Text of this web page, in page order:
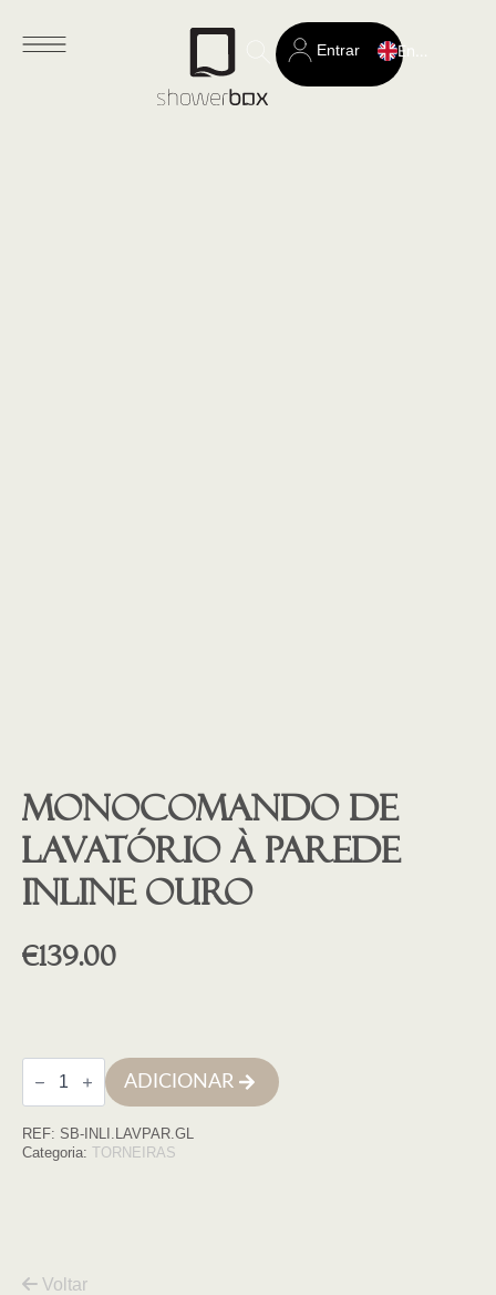
Search
for:
Entrar
Monocomando de
lavatório à parede
INLINE ouro
€139.00
Quantidade
de
Monocomando
lavatório
à
ADICIONAR
REF: SB-INLI.LAVPAR.GL
Categoria: TORNEIRAS
Voltar